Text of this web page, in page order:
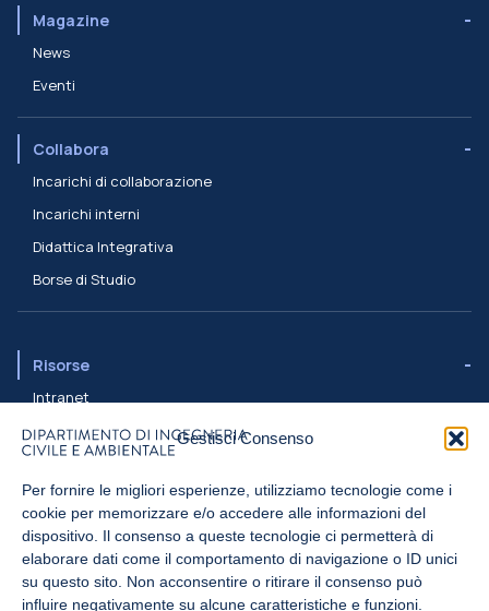
Gestisci Consenso
Per fornire le migliori esperienze, utilizziamo tecnologie come i
cookie per memorizzare e/o accedere alle informazioni del
dispositivo. Il consenso a queste tecnologie ci permetterà di
elaborare dati come il comportamento di navigazione o ID unici
su questo sito. Non acconsentire o ritirare il consenso può
influire negativamente su alcune caratteristiche e funzioni.
Magazine
News
Eventi
Collabora
Incarichi di collaborazione
Incarichi interni
Didattica Integrativa
Borse di Studio
Sostieni il Politecnico
Contribuisci anche tu: sostieni studenti e ricercatori del Politecnico
di Milano
Risorse
Intranet
Assistenza ICT
Rubrica